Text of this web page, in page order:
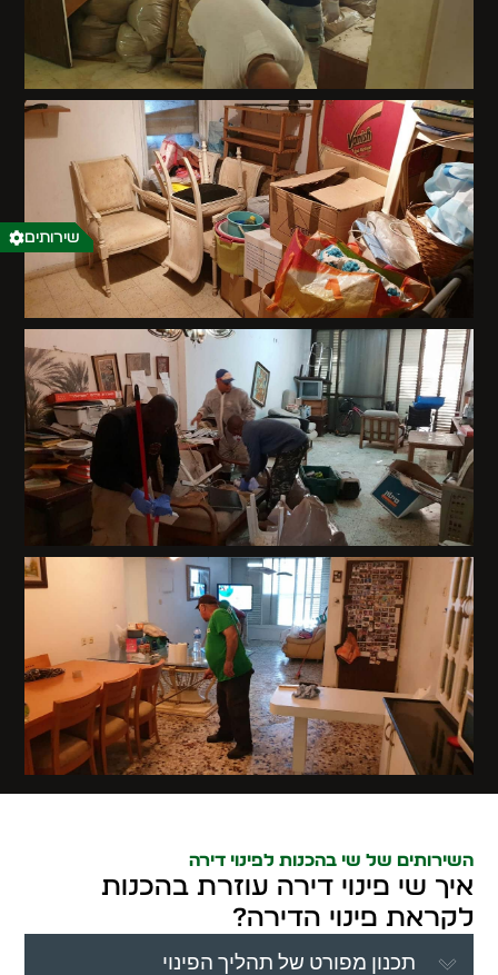
השירותים של שי בהכנות לפינוי דירה
איך שי פינוי דירה עוזרת בהכנות
לקראת פינוי הדירה?
תכנון מפורט של תהליך הפינוי
שירותים